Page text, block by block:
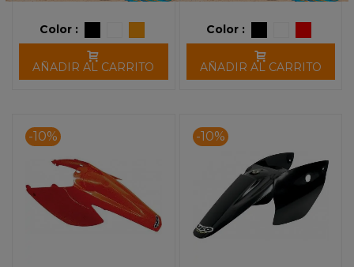
Color :
AÑADIR AL CARRITO
Color :
AÑADIR AL CARRITO
-10% -10%